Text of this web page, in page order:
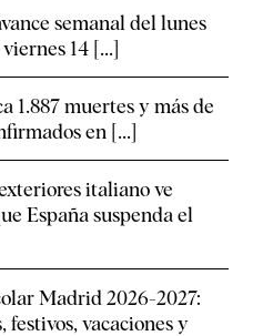
semanal del lunes
14 [...]
1.887 muertes y más de
en [...]
italiano ve
España suspenda el
Madrid 2026-2027:
festivos, vacaciones y